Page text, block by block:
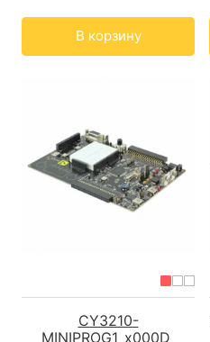
В корзину
CY3210-
MINIPROG1_x000D_